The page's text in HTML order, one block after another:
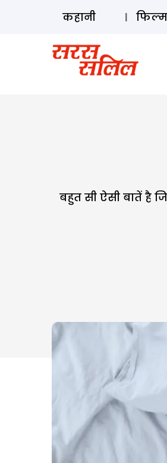
कहानी फिल्म
बहुत सी ऐसी बातें है